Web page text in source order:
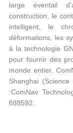
large éventail
construction, le
intelligent, le
déformations, les
à la technologie
pour fournir des
monde entier.
Shanghai
:ComNav
688592.